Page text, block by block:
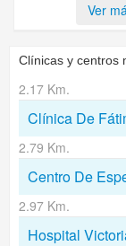
Ver
Clínicas y centros
2.17 Km.
Clínica De
2.79 Km.
Centro De
2.97 Km.
Hospital